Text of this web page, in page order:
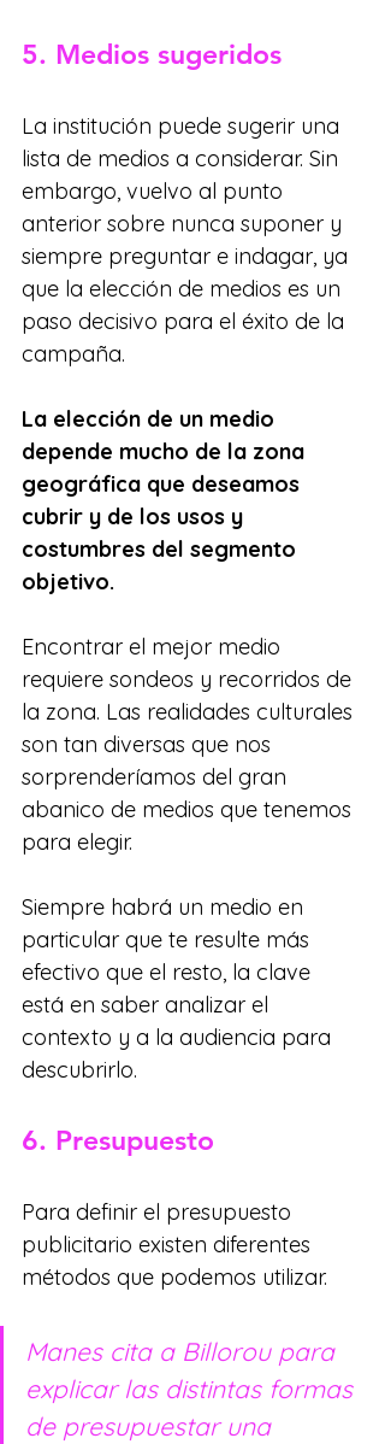
5. Medios sugeridos
La institución puede sugerir una
lista de medios a considerar. Sin
embargo, vuelvo al punto
anterior sobre nunca suponer y
siempre preguntar e indagar, ya
que la elección de medios es un
paso decisivo para el éxito de la
campaña.
La elección de un medio
depende mucho de la zona
geográfica que deseamos
cubrir y de los usos y
costumbres del segmento
objetivo.
Encontrar el mejor medio
requiere sondeos y recorridos de
la zona. Las realidades culturales
son tan diversas que nos
sorprenderíamos del gran
abanico de medios que tenemos
para elegir.
Siempre habrá un medio en
particular que te resulte más
efectivo que el resto, la clave
está en saber analizar el
contexto y a la audiencia para
descubrirlo.
6. Presupuesto
Para definir el presupuesto
publicitario existen diferentes
métodos que podemos utilizar.
Manes cita a Billorou para
explicar las distintas formas
de presupuestar una